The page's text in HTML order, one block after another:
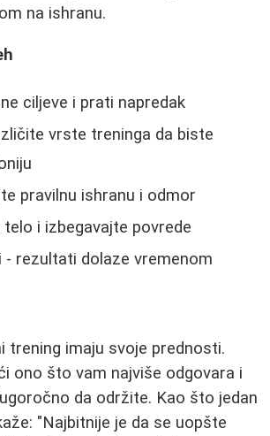
na ishranu.
ciljeve i prati napredak
vrste treninga da biste
pravilnu ishranu i odmor
i izbegavajte povrede
- rezultati dolaze vremenom
trening imaju svoje prednosti.
ono što vam najviše odgovara i
da održite. Kao što jedan
"Najbitnije je da se uopšte